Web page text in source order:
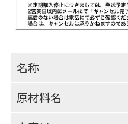
名称
原材料名